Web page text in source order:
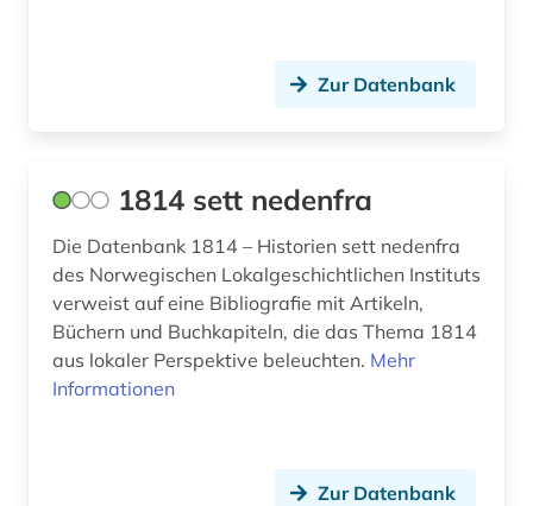
ausländisches kulturgut (1)
aussenpolitik (1)
australien (9)
auswanderer (3)
auswanderung (14)
Zur Datenbank
1814 sett nedenfra
Die Datenbank 1814 – Historien sett nedenfra
des Norwegischen Lokalgeschichtlichen Instituts
verweist auf eine Bibliografie mit Artikeln,
Büchern und Buchkapiteln, die das Thema 1814
aus lokaler Perspektive beleuchten. Mehr
Informationen
Zur Datenbank